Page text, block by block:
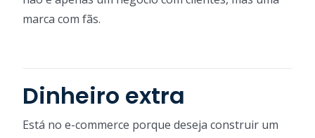
marca com fãs.
Dinheiro extra
Está no e-commerce porque deseja construir um